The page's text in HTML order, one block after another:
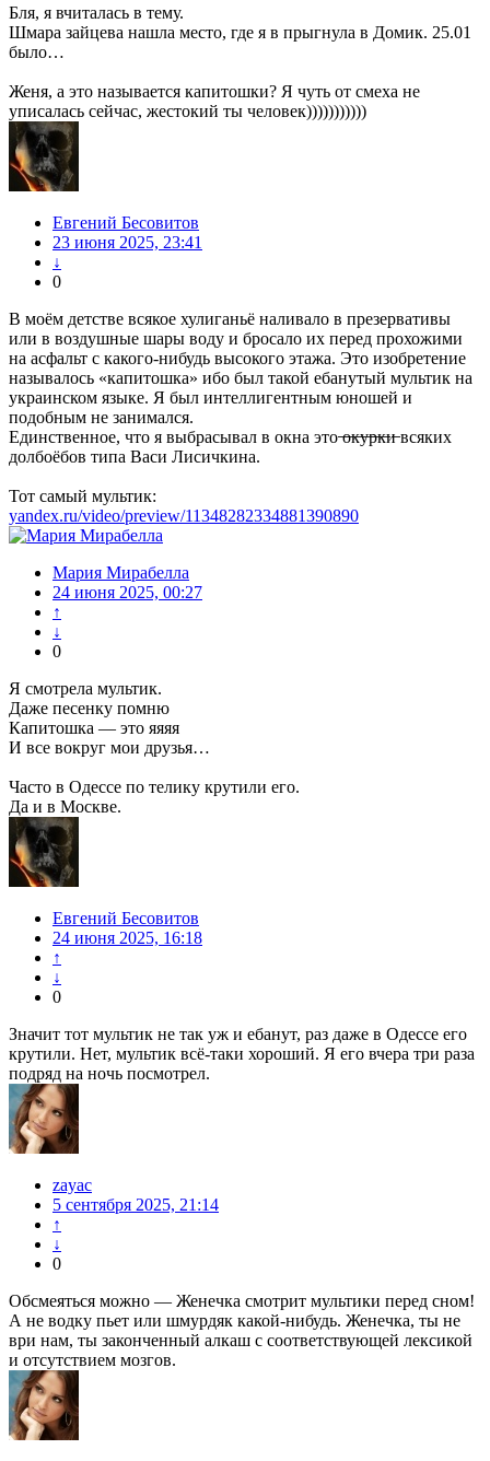
Бля, я вчиталась в тему.
Шмара зайцева нашла место, где я в прыгнула в Домик. 25.01
было…
Женя, а это называется капитошки? Я чуть от смеха не
уписалась сейчас, жестокий ты человек)))))))))))
Евгений Бесовитов
23 июня 2025, 23:41
↓
0
В моём детстве всякое хулиганьё наливало в презервативы
или в воздушные шары воду и бросало их перед прохожими
на асфальт с какого-нибудь высокого этажа. Это изобретение
называлось «капитошка» ибо был такой ебанутый мультик на
украинском языке. Я был интеллигентным юношей и
подобным не занимался.
Единственное, что я выбрасывал в окна это ̶о̶к̶у̶р̶к̶и̶ всяких
долбоёбов типа Васи Лисичкина.
Тот самый мультик:
yandex.ru/video/preview/11348282334881390890
Мария Мирабелла
24 июня 2025, 00:27
↑
↓
0
Я смотрела мультик.
Даже песенку помню
Капитошка — это яяяя
И все вокруг мои друзья…
Часто в Одессе по телику крутили его.
Да и в Москве.
Евгений Бесовитов
24 июня 2025, 16:18
↑
↓
0
Значит тот мультик не так уж и ебанут, раз даже в Одессе его
крутили. Нет, мультик всё-таки хороший. Я его вчера три раза
подряд на ночь посмотрел.
zayac
5 сентября 2025, 21:14
↑
↓
0
Обсмеяться можно — Женечка смотрит мультики перед сном!
А не водку пьет или шмурдяк какой-нибудь. Женечка, ты не
ври нам, ты законченный алкаш с соответствующей лексикой
и отсутствием мозгов.